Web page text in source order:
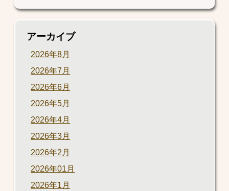
アーカイブ
2026年8月
2026年7月
2026年6月
2026年5月
2026年4月
2026年3月
2026年2月
2026年01月
2026年1月